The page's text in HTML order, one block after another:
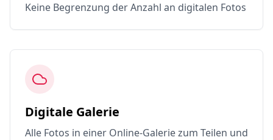
Keine Begrenzung der Anzahl an digitalen Fotos
Digitale Galerie
Alle Fotos in einer Online-Galerie zum Teilen und